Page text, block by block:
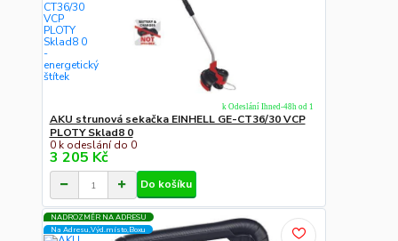
AKU strunová sekačka EINHELL GE-CT36/30 VCP
PLOTY Sklad8 0
0 k odeslání do 0
3 205 Kč
k Odeslání Ihned-48h od 1
Do košíku
NADROZMĚR NA ADRESU
Na Adresu,Výd.místo,Boxu